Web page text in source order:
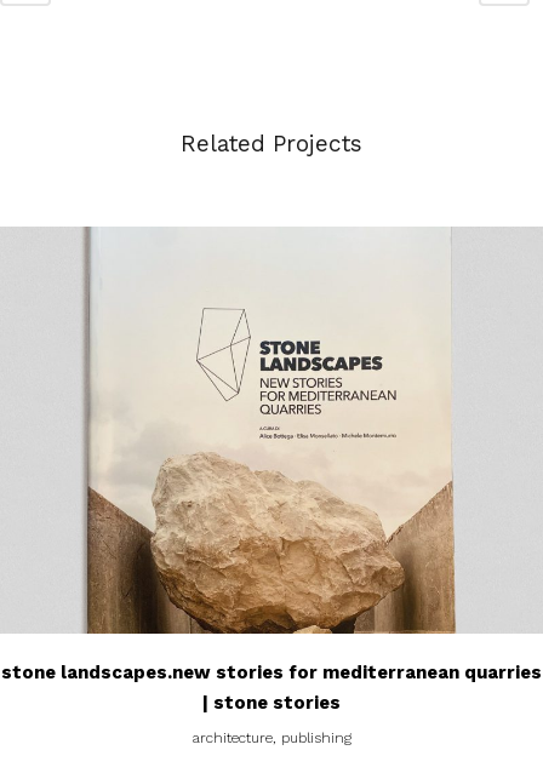
Related Projects
stone landscapes.new stories for mediterranean quarries
| stone stories
architecture, publishing